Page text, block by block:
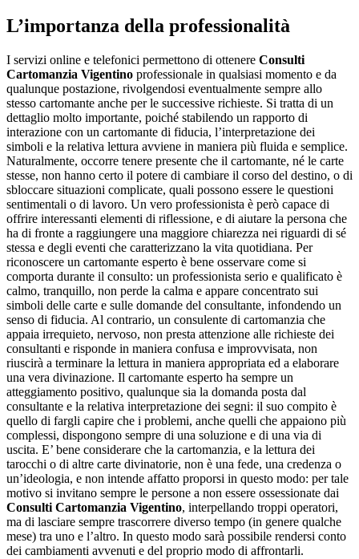
L’importanza della professionalità
I servizi online e telefonici permettono di ottenere Consulti
Cartomanzia Vigentino professionale in qualsiasi momento e da
qualunque postazione, rivolgendosi eventualmente sempre allo
stesso cartomante anche per le successive richieste. Si tratta di un
dettaglio molto importante, poiché stabilendo un rapporto di
interazione con un cartomante di fiducia, l’interpretazione dei
simboli e la relativa lettura avviene in maniera più fluida e semplice.
Naturalmente, occorre tenere presente che il cartomante, né le carte
stesse, non hanno certo il potere di cambiare il corso del destino, o di
sbloccare situazioni complicate, quali possono essere le questioni
sentimentali o di lavoro. Un vero professionista è però capace di
offrire interessanti elementi di riflessione, e di aiutare la persona che
ha di fronte a raggiungere una maggiore chiarezza nei riguardi di sé
stessa e degli eventi che caratterizzano la vita quotidiana. Per
riconoscere un cartomante esperto è bene osservare come si
comporta durante il consulto: un professionista serio e qualificato è
calmo, tranquillo, non perde la calma e appare concentrato sui
simboli delle carte e sulle domande del consultante, infondendo un
senso di fiducia. Al contrario, un consulente di cartomanzia che
appaia irrequieto, nervoso, non presta attenzione alle richieste dei
consultanti e risponde in maniera confusa e improvvisata, non
riuscirà a terminare la lettura in maniera appropriata ed a elaborare
una vera divinazione. Il cartomante esperto ha sempre un
atteggiamento positivo, qualunque sia la domanda posta dal
consultante e la relativa interpretazione dei segni: il suo compito è
quello di fargli capire che i problemi, anche quelli che appaiono più
complessi, dispongono sempre di una soluzione e di una via di
uscita. E’ bene considerare che la cartomanzia, e la lettura dei
tarocchi o di altre carte divinatorie, non è una fede, una credenza o
un’ideologia, e non intende affatto proporsi in questo modo: per tale
motivo si invitano sempre le persone a non essere ossessionate dai
Consulti Cartomanzia Vigentino, interpellando troppi operatori,
ma di lasciare sempre trascorrere diverso tempo (in genere qualche
mese) tra uno e l’altro. In questo modo sarà possibile rendersi conto
dei cambiamenti avvenuti e del proprio modo di affrontarli.